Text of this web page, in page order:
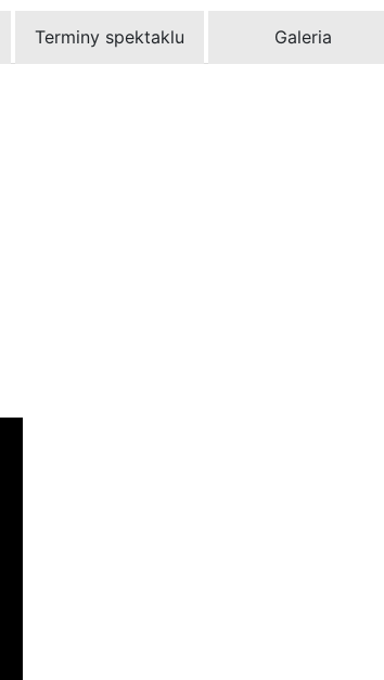
Terminy spektaklu Galeria